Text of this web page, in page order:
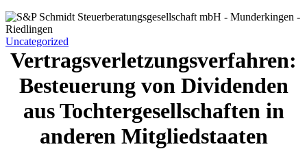
Uncategorized
Vertragsverletzungsverfahren:
Besteuerung von Dividenden
aus Tochtergesellschaften in
anderen Mitgliedstaaten